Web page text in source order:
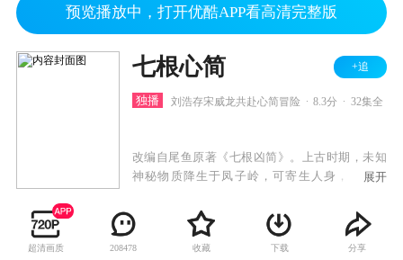
预览播放中，打开优酷APP看高清完整版
七根心简 +追
独播 刘浩存宋威龙共赴心简冒险 8.3分 32集全
改编自尾鱼原著《七根凶简》。上古时期，未知
神秘物质降生于凤子岭，可寄生人身，改变人
凶案接踵而来，木代、罗韧、一万三、炎红砂、
曹严华五个平凡而热血的年轻人先后因着各自的
际遇意外卷入心简事件，五人组成凤凰小队，共
展开
超清画质 208478 收藏 下载 分享